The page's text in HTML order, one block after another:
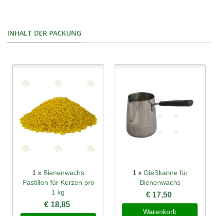
INHALT DER PACKUNG
1 x Bienenwachs
Pastillen für Kerzen pro
1 kg
€ 18,85
1 x Gießkanne für
Bienenwachs
€ 17,50
Warenkorb